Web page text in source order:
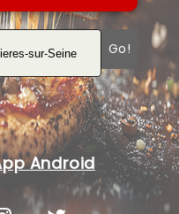
Go!
Android